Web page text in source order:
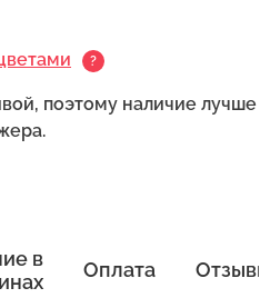
?
поэтому наличие лучше
в
Оплата Отзывы